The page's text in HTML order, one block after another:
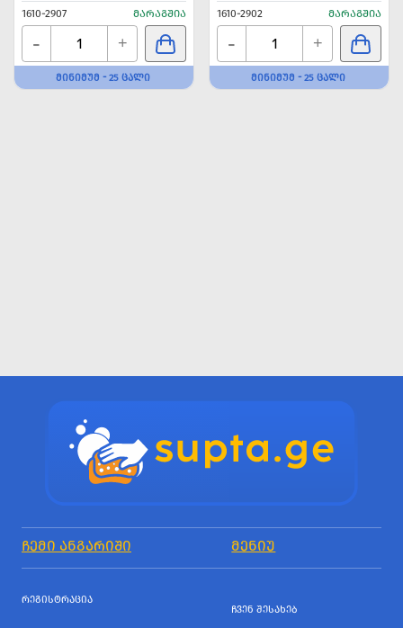
1610-2907 ᲛᲐᲠᲐᲒᲨᲘᲐ
- +
ᲛᲘᲜᲘᲛᲣᲛ - 25 ᲪᲐᲚᲘ
1610-2902 ᲛᲐᲠᲐᲒᲨᲘᲐ
- +
ᲛᲘᲜᲘᲛᲣᲛ - 25 ᲪᲐᲚᲘ
ᲩᲔᲛᲘ ᲐᲜᲒᲐᲠᲘᲨᲘ ᲛᲔᲜᲘᲣ
ᲠᲔᲒᲘᲡᲢᲠᲐᲪᲘᲐ
ᲩᲕᲔᲜ ᲨᲔᲡᲐᲮᲔᲑ